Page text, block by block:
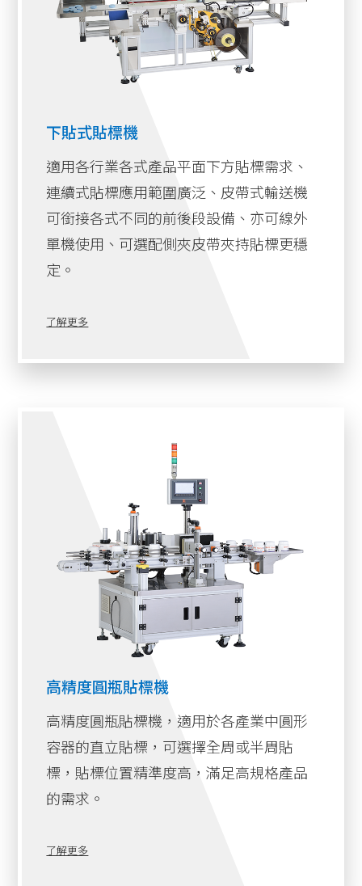
下貼式貼標機
適用各行業各式產品平面下方貼標需求、
連續式貼標應用範圍廣泛、皮帶式輸送機
可銜接各式不同的前後段設備、亦可線外
單機使用、可選配側夾皮帶夾持貼標更穩
定。
了解更多
高精度圓瓶貼標機
高精度圓瓶貼標機，適用於各產業中圓形
容器的直立貼標，可選擇全周或半周貼
標，貼標位置精準度高，滿足高規格產品
的需求。
了解更多